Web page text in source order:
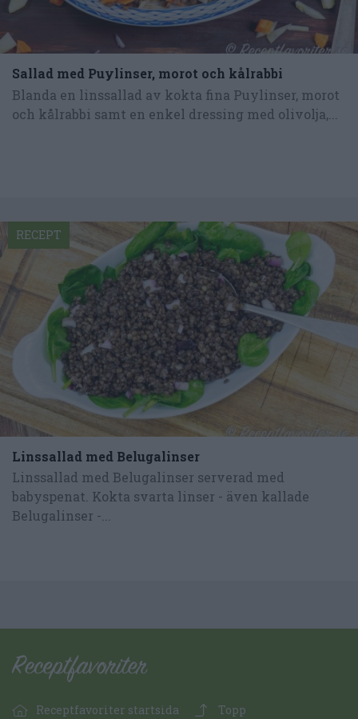
Sallad med Puylinser, morot och kålrabbi
Blanda en linssallad av kokta fina Puylinser, morot
och kålrabbi samt en enkel dressing med olivolja,...
Linssallad med Belugalinser
Linssallad med Belugalinser serverad med
babyspenat. Kokta svarta linser - även kallade
Belugalinser -...
RECEPT
Receptfavoriter startsida Topp